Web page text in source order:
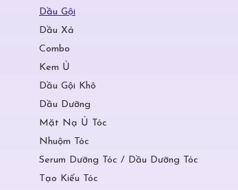
Dầu Gội
Dầu Xả
Combo
Kem Ủ
Dầu Gội Khô
Dầu Dưỡng
Mặt Nạ Ủ Tóc
Nhuộm Tóc
Serum Dưỡng Tóc / Dầu Dưỡng Tóc
Tạo Kiểu Tóc